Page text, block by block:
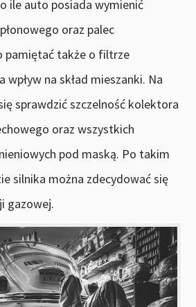
ile auto posiada wymienić
oraz palec
pamiętać także o filtrze
na skład mieszanki. Na
sprawdzić szczelność kolektora
oraz wszystkich
pod maską. Po takim
silnika można zdecydować się
gazowej.